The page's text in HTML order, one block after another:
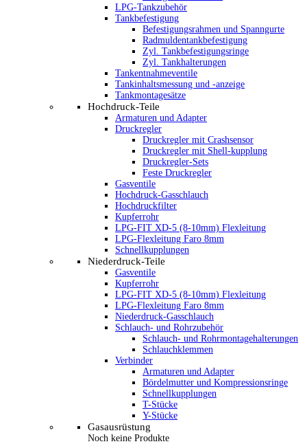
LPG-Tankzubehör
Tankbefestigung
Befestigungsrahmen und Spanngurte
Radmuldentankbefestigung
Zyl. Tankbefestigungsringe
Zyl. Tankhalterungen
Tankentnahmeventile
Tankinhaltsmessung und -anzeige
Tankmontagesätze
Hochdruck-Teile
Armaturen und Adapter
Druckregler
Druckregler mit Crashsensor
Druckregler mit Shell-kupplung
Druckregler-Sets
Feste Druckregler
Gasventile
Hochdruck-Gasschlauch
Hochdruckfilter
Kupferrohr
LPG-FIT XD-5 (8-10mm) Flexleitung
LPG-Flexleitung Faro 8mm
Schnellkupplungen
Niederdruck-Teile
Gasventile
Kupferrohr
LPG-FIT XD-5 (8-10mm) Flexleitung
LPG-Flexleitung Faro 8mm
Niederdruck-Gasschlauch
Schlauch- und Rohrzubehör
Schlauch- und Rohrmontagehalterungen
Schlauchklemmen
Verbinder
Armaturen und Adapter
Bördelmutter und Kompressionsringe
Schnellkupplungen
T-Stücke
Y-Stücke
Gasausrüstung
Noch keine Produkte